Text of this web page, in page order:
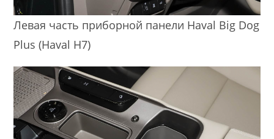
Левая часть приборной панели Haval Big Dog
Plus (Haval H7)